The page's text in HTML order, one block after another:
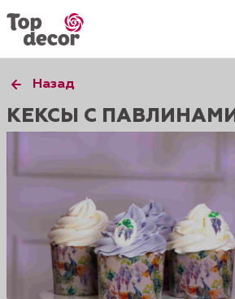
Назад
КЕКСЫ С ПАВЛИНАМИ